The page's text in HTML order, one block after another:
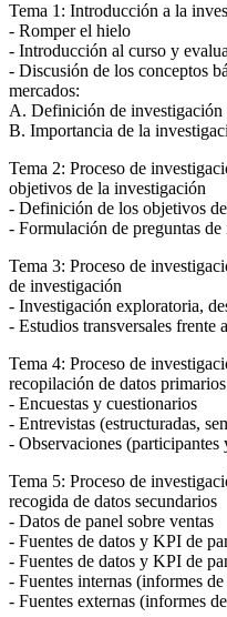
Tema 1: Introducción a la
- Romper el hielo
- Introducción al curso y
- Discusión de los conceptos
mercados:
A. Definición de investigación
B. Importancia de la
Tema 2: Proceso de
objetivos de la investigación
- Definición de los objetivos
- Formulación de preguntas de
Tema 3: Proceso de
de investigación
- Investigación exploratoria,
- Estudios transversales frente
Tema 4: Proceso de
recopilación de datos primarios
- Encuestas y cuestionarios
- Entrevistas (estructuradas,
- Observaciones (participantes
Tema 5: Proceso de
recogida de datos secundarios
- Datos de panel sobre ventas
- Fuentes de datos y KPI de
- Fuentes de datos y KPI de
- Fuentes internas (informes
- Fuentes externas (informes